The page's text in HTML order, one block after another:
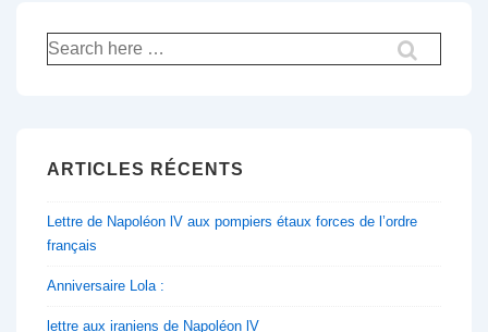
Recherche
pour:
ARTICLES RÉCENTS
Lettre de Napoléon lV aux pompiers étaux forces de l’ordre
français
Anniversaire Lola :
lettre aux iraniens de Napoléon lV